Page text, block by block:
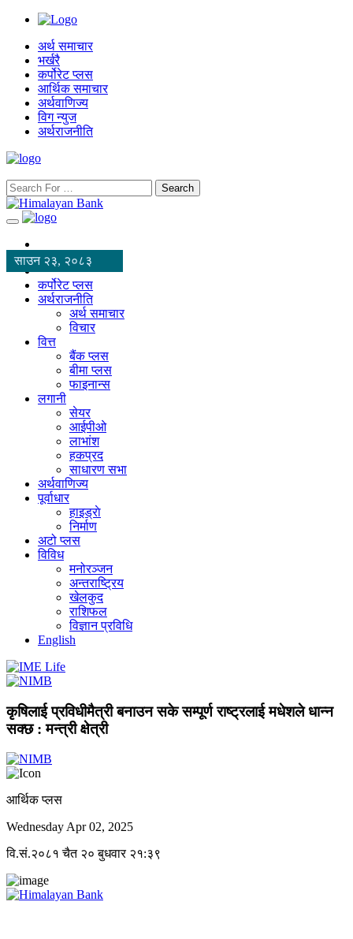
अर्थ समाचार
भर्खरै
कर्पोरेट प्लस
आर्थिक समाचार
अर्थवाणिज्य
विग न्युज
अर्थराजनीति
Search
साउन २३, २०८३
कर्पोरेट प्लस
अर्थराजनीति
अर्थ समाचार
विचार
वित्त
बैंक प्लस
बीमा प्लस
फाइनान्स
लगानी
सेयर
आईपीओ
लाभांश
हकप्रद
साधारण सभा
अर्थवाणिज्य
पूर्वाधार
हाइड्राे
निर्माण
अटो प्लस
विविध
मनोरञ्जन
अन्तराष्ट्रिय
खेलकुद
राशिफल
विज्ञान प्रविधि
English
कृषिलाई प्रविधीमैत्री बनाउन सके सम्पूर्ण राष्ट्रलाई मधेशले धान्न
सक्छ : मन्त्री क्षेत्री
आर्थिक प्लस
Wednesday Apr 02, 2025
वि.सं.२०८१ चैत २० बुधवार २१:३९